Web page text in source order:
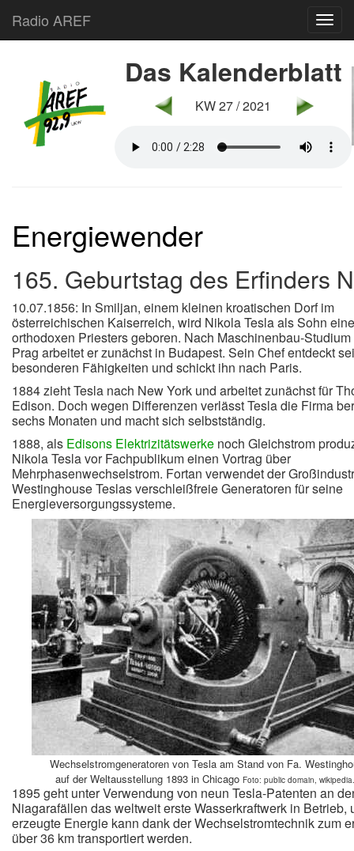
Radio AREF
Das Kalenderblatt
KW 27 / 2021
Energiewender
165. Geburtstag des Erfinders
10.07.1856: In Smiljan, einem kleinen kroatischen Dorf im
österreichischen Kaiserreich, wird Nikola Tesla als Sohn
orthodoxen Priesters geboren. Nach Maschinenbau-
Prag arbeitet er zunächst in Budapest. Sein Chef entdeckt
besonderen Fähigkeiten und schickt ihn nach Paris.
1884 zieht Tesla nach New York und arbeitet zunächst für
Edison. Doch wegen Differenzen verlässt Tesla die Firma
sechs Monaten und macht sich selbstständig.
1888, als Edisons Elektrizitätswerke noch Gleichstrom
Nikola Tesla vor Fachpublikum einen Vortrag über
Mehrphasenwechselstrom. Fortan verwendet der
Westinghouse Teslas verschleißfreie Generatoren für seine
Energieversorgungssysteme.
Wechselstromgeneratoren von Tesla am Stand von Fa.
auf der Weltausstellung 1893 in Chicago Foto: public domain,
1895 geht unter Verwendung von neun Tesla-Patenten an
Niagarafällen das weltweit erste Wasserkraftwerk in Betrieb,
erzeugte Energie kann dank der Wechselstromtechnik zum
über 36 km transportiert werden.